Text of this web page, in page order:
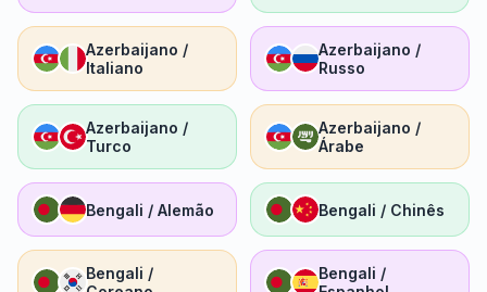
Azerbaijano /
Italiano
Azerbaijano /
Russo
Azerbaijano /
Turco
Azerbaijano /
Árabe
Bengali / Alemão Bengali / Chinês
Bengali /
Bengali /